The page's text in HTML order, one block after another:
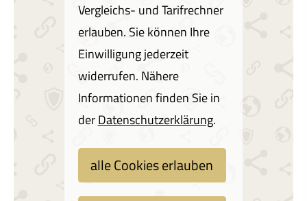
Vergleichs- und Tarifrechner
erlauben. Sie können Ihre
Einwilligung jederzeit
widerrufen. Nähere
Informationen finden Sie in
derDatenschutzerklärung.
alle Cookies erlauben